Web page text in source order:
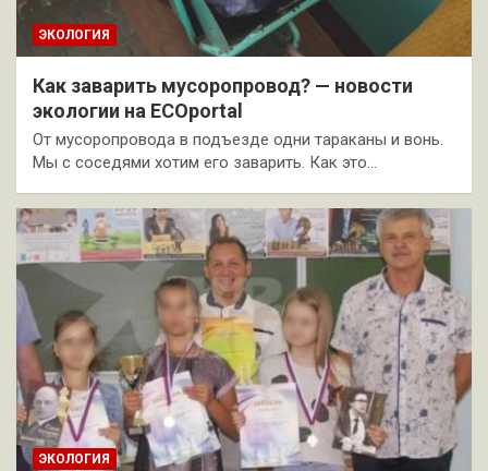
ЭКОЛОГИЯ
Как заварить мусоропровод? — новости
экологии на ECOportal
От мусоропровода в подъезде одни тараканы и вонь.
Мы с соседями хотим его заварить. Как это…
ЭКОЛОГИЯ